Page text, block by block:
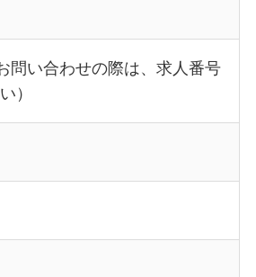
問い合わせの際は、求人番号
）